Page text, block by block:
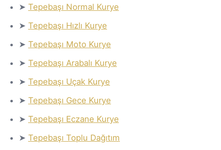
➤ Tepebaşı Normal Kurye
➤ Tepebaşı Hızlı Kurye
➤ Tepebaşı Moto Kurye
➤ Tepebaşı Arabalı Kurye
➤ Tepebaşı Uçak Kurye
➤ Tepebaşı Gece Kurye
➤ Tepebaşı Eczane Kurye
➤ Tepebaşı Toplu Dağıtım